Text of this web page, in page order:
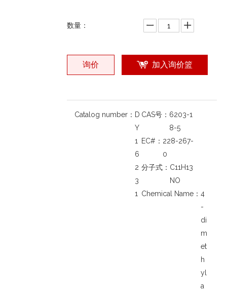
数量：
询价 加入询价篮
Catalog number： D
Y
1
6
2
3
1
CAS号： 6203-1
8-5
EC#： 228-267-
0
分子式： C11H13
NO
Chemical Name：4
-
di
m
et
h
yl
a